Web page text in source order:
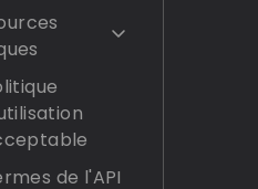
de l'API